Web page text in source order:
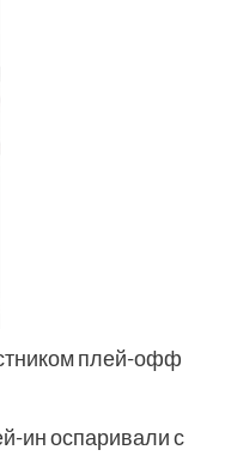
плей-офф
ин оспаривали с